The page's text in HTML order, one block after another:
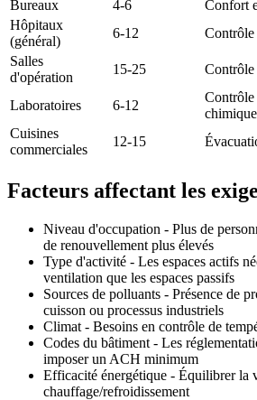
Bureaux 4-6
Confort
Hôpitaux
(général)
6-12
Contrôle
Salles
d'opération
15-25 Contrôle
Laboratoires 6-12
Contrôle
Cuisines
commerciales
12-15
Facteurs affectant les
Niveau d'occupation - Plus de
de renouvellement plus élevés
Type d'activité - Les espaces actifs
ventilation que les espaces passifs
Sources de polluants - Présence de
cuisson ou processus industriels
Climat - Besoins en contrôle de
Codes du bâtiment - Les
imposer un ACH minimum
Efficacité énergétique - Équilibrer la
chauffage/refroidissement